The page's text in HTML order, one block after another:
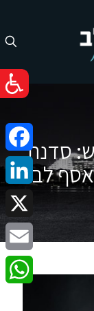
סדנת
לב
X
Email